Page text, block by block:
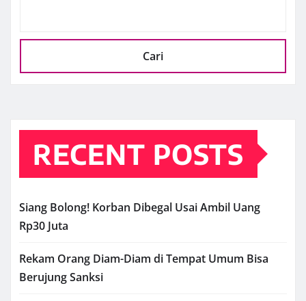
Cari
RECENT POSTS
Siang Bolong! Korban Dibegal Usai Ambil Uang
Rp30 Juta
Rekam Orang Diam-Diam di Tempat Umum Bisa
Berujung Sanksi